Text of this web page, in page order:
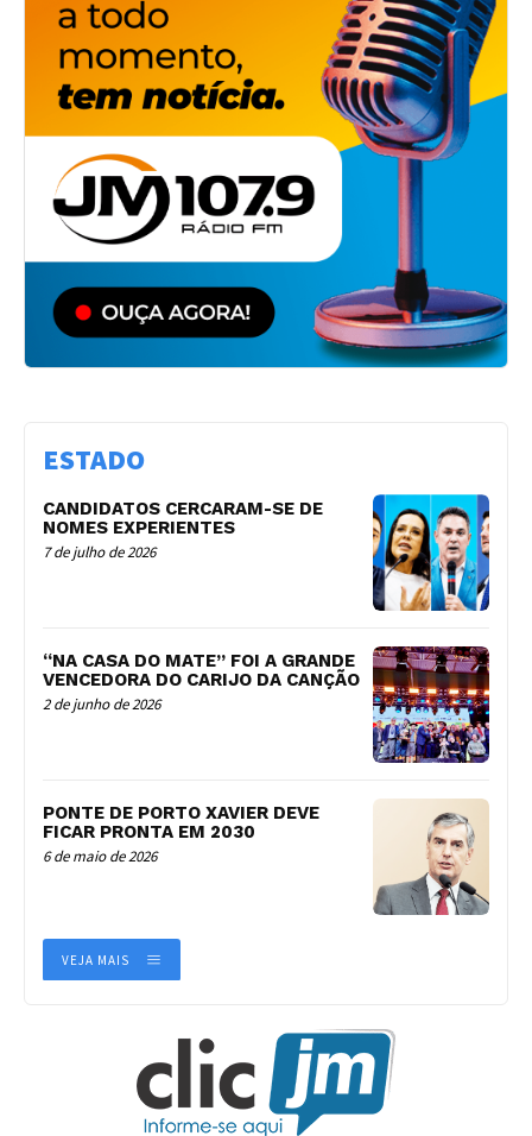
ESTADO
CANDIDATOS CERCARAM-SE DE
NOMES EXPERIENTES
7 de julho de 2026
“NA CASA DO MATE” FOI A GRANDE
VENCEDORA DO CARIJO DA CANÇÃO
2 de junho de 2026
PONTE DE PORTO XAVIER DEVE
FICAR PRONTA EM 2030
6 de maio de 2026
VEJA MAIS